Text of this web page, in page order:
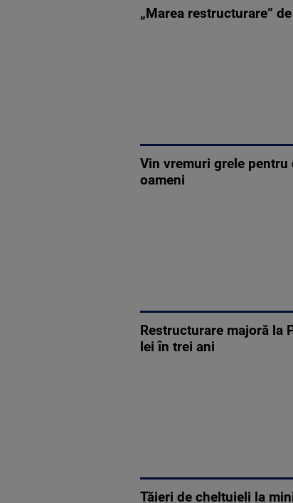
„Marea restructurare”
Vin vremuri grele pentru
oameni
Restructurare majoră la
lei în trei ani
Tăieri de cheltuieli la